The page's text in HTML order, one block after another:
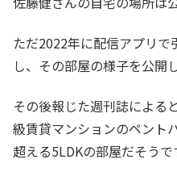
ただ2022年に配信アプリ
し、その部屋の様子を公開
その後報じた週刊誌による
級賃貸マンションのペント
超える5LDKの部屋だそうで